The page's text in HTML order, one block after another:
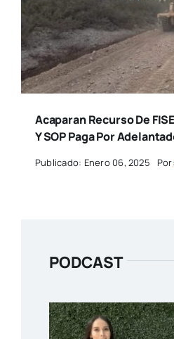
Acaparan Recurso De
Y SOP Paga Por
Publicado: Enero 06, 2025
PODCAST